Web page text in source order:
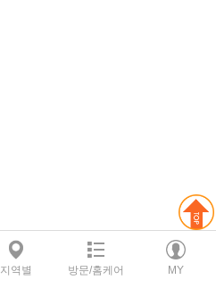
지역별 방문/홈케어 MY